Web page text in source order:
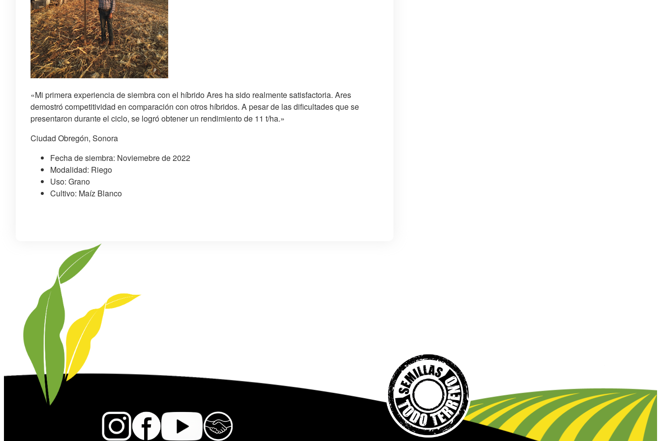
«Mi primera experiencia de siembra con el híbrido Ares ha sido realmente satisfactoria. Ares
demostró competitividad en comparación con otros híbridos. A pesar de las dificultades que se
presentaron durante el ciclo, se logró obtener un rendimiento de 11 t/ha.»
Ciudad Obregón, Sonora
Fecha de siembra: Noviemebre de 2022
Modalidad: Riego
Uso: Grano
Cultivo: Maíz Blanco